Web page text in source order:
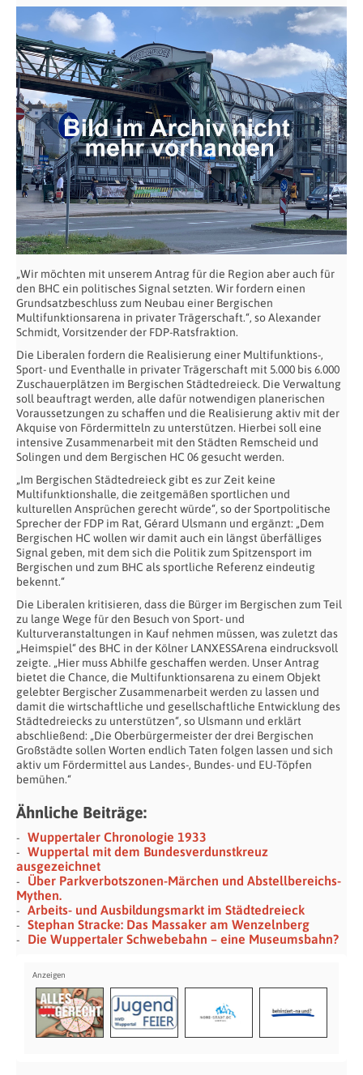
„Wir möchten mit unserem Antrag für die Region aber auch für
den BHC ein politisches Signal setzten. Wir fordern einen
Grundsatzbeschluss zum Neubau einer Bergischen
Multifunktionsarena in privater Trägerschaft.“, so Alexander
Schmidt, Vorsitzender der FDP-Ratsfraktion.
Die Liberalen fordern die Realisierung einer Multifunktions-,
Sport- und Eventhalle in privater Trägerschaft mit 5.000 bis 6.000
Zuschauerplätzen im Bergischen Städtedreieck. Die Verwaltung
soll beauftragt werden, alle dafür notwendigen planerischen
Voraussetzungen zu schaffen und die Realisierung aktiv mit der
Akquise von Fördermitteln zu unterstützen. Hierbei soll eine
intensive Zusammenarbeit mit den Städten Remscheid und
Solingen und dem Bergischen HC 06 gesucht werden.
„Im Bergischen Städtedreieck gibt es zur Zeit keine
Multifunktionshalle, die zeitgemäßen sportlichen und
kulturellen Ansprüchen gerecht würde“, so der Sportpolitische
Sprecher der FDP im Rat, Gérard Ulsmann und ergänzt: „Dem
Bergischen HC wollen wir damit auch ein längst überfälliges
Signal geben, mit dem sich die Politik zum Spitzensport im
Bergischen und zum BHC als sportliche Referenz eindeutig
bekennt.“
Die Liberalen kritisieren, dass die Bürger im Bergischen zum Teil
zu lange Wege für den Besuch von Sport- und
Kulturveranstaltungen in Kauf nehmen müssen, was zuletzt das
„Heimspiel“ des BHC in der Kölner LANXESSArena eindrucksvoll
zeigte. „Hier muss Abhilfe geschaffen werden. Unser Antrag
bietet die Chance, die Multifunktionsarena zu einem Objekt
gelebter Bergischer Zusammenarbeit werden zu lassen und
damit die wirtschaftliche und gesellschaftliche Entwicklung des
Städtedreiecks zu unterstützen“, so Ulsmann und erklärt
abschließend: „Die Oberbürgermeister der drei Bergischen
Großstädte sollen Worten endlich Taten folgen lassen und sich
aktiv um Fördermittel aus Landes-, Bundes- und EU-Töpfen
bemühen.“
Ähnliche Beiträge:
Wuppertaler Chronologie 1933
Wuppertal mit dem Bundesverdunstkreuz
ausgezeichnet
Über Parkverbotszonen-Märchen und Abstellbereichs-
Mythen.
Arbeits- und Ausbildungsmarkt im Städtedreieck
Stephan Stracke: Das Massaker am Wenzelnberg
Die Wuppertaler Schwebebahn – eine Museumsbahn?